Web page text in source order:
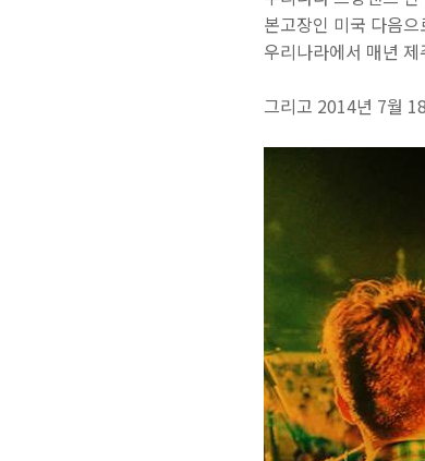
본고장인 미국 다음
우리나라에서 매년
그리고 2014년 7월